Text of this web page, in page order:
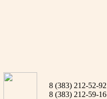
8 (383) 212-52-92
8 (383) 212-59-16